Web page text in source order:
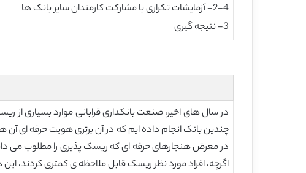
2-4- آزمایشات تکراری با مشارکت کارمندان سایر بانک ها
3- نتیجه گیری
در سال های اخیر، صنعت بانکداری قرابانی موارد بسیاری
چندین بانک انجام داده ایم که در آن برتری هویت حرفه ای آن
در معرض هنجارهای حرفه ای که ریسک پذیری را مطلوب می
اگرچه، افراد مورد نظر ریسک قابل ملاحظه ی کمتری کردند،